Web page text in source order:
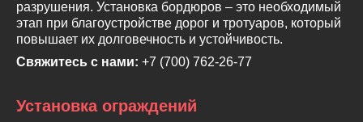
разрушения. Установка бордюров – это необходимый
этап при благоустройстве дорог и тротуаров, который
повышает их долговечность и устойчивость.
Свяжитесь с нами: +7 (700) 762-26-77
Установка ограждений